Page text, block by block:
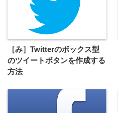
［み］Twitterのボックス型
のツイートボタンを作成する
方法